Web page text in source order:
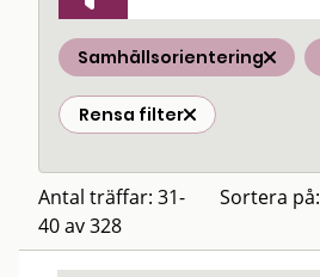
Samhällsorientering
Rensa filter
Antal träffar: 31-
40 av 328
Sortera på: